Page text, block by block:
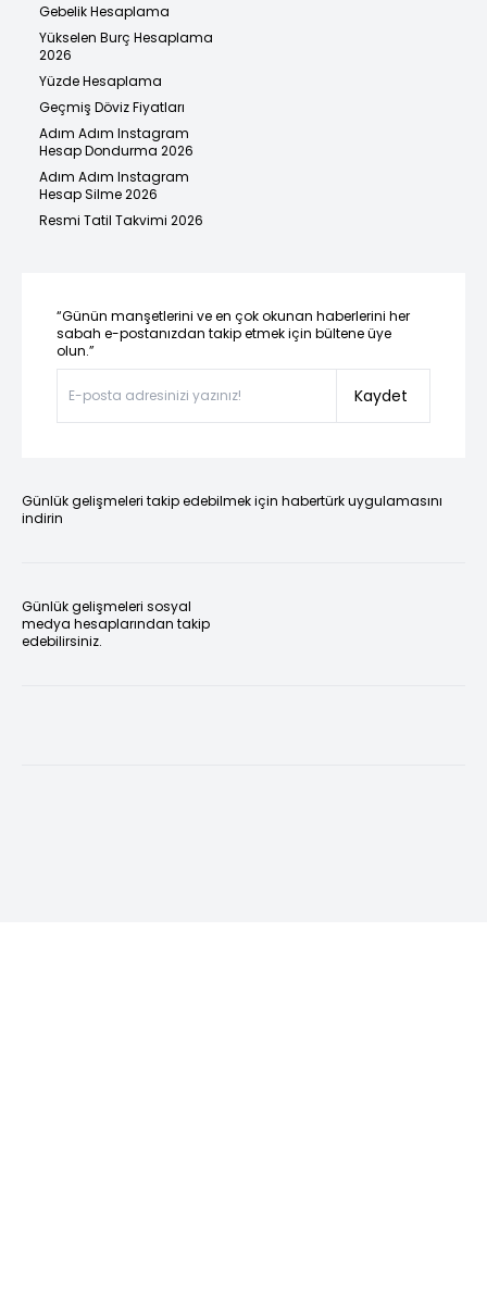
Gebelik Hesaplama
Yükselen Burç Hesaplama
2026
Yüzde Hesaplama
Geçmiş Döviz Fiyatları
Adım Adım Instagram
Hesap Dondurma 2026
Adım Adım Instagram
Hesap Silme 2026
Resmi Tatil Takvimi 2026
“Günün manşetlerini ve en çok okunan haberlerini her
sabah e-postanızdan takip etmek için bültene üye
olun.”
Kaydet
Günlük gelişmeleri takip edebilmek için habertürk uygulamasını
indirin
Günlük gelişmeleri sosyal
medya hesaplarından takip
edebilirsiniz.